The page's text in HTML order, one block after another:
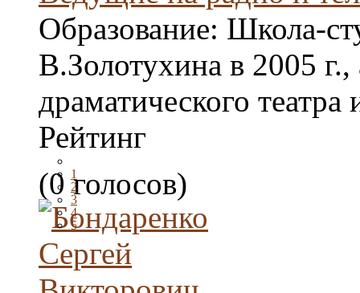
Образование: Школа-
В.Золотухина в 2005 г.,
драматического театра
Рейтинг
1
2
3
4
5
(0 голосов)